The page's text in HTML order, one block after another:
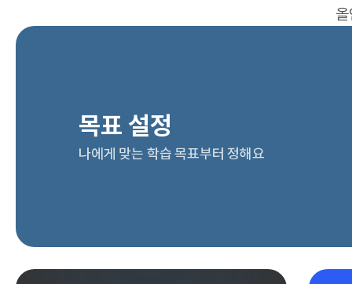
목표 설정
나에게 맞는 학습 목표부터 정해요